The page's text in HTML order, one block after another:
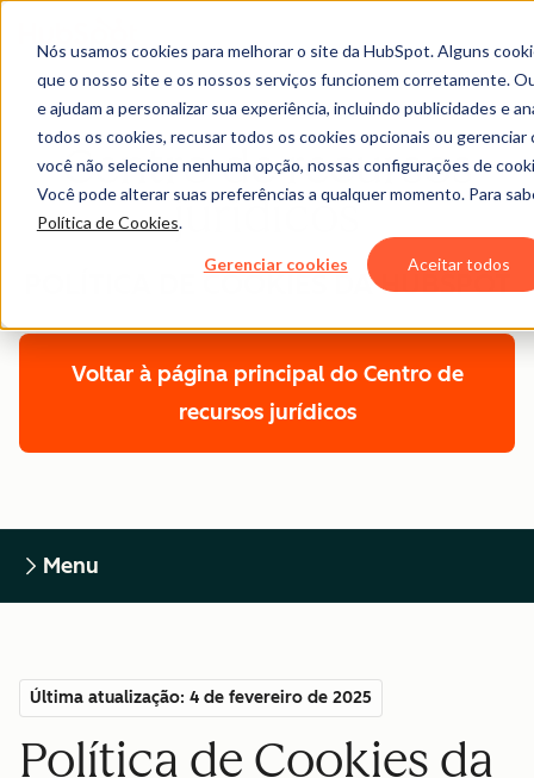
Nós usamos cookies para melhorar o site da HubSpot. Alguns
que o nosso site e os nossos serviços funcionem corretamente.
e ajudam a personalizar sua experiência, incluindo publicidades e
todos os cookies, recusar todos os cookies opcionais ou gerenciar
você não selecione nenhuma opção, nossas configurações de
Você pode alterar suas preferências a qualquer momento. Para
Política de Cookies.
Gerenciar cookies Aceitar todos
Centro de recursos
jurídicos
POLÍTICA DE COOKIES DA HUBSPOT
Voltar à página principal do Centro de
recursos jurídicos
Menu
Última atualização: 4 de fevereiro de 2025
Política de Cookies da